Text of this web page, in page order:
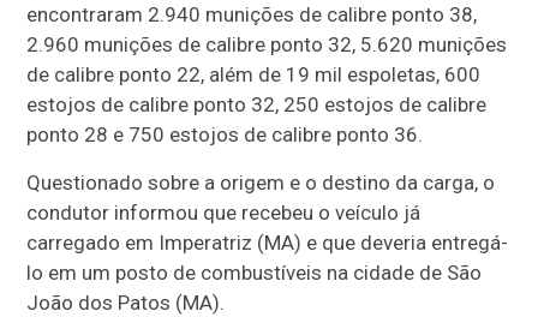
encontraram 2.940 munições de calibre ponto 38,
2.960 munições de calibre ponto 32, 5.620 munições
de calibre ponto 22, além de 19 mil espoletas, 600
estojos de calibre ponto 32, 250 estojos de calibre
ponto 28 e 750 estojos de calibre ponto 36.
Questionado sobre a origem e o destino da carga, o
condutor informou que recebeu o veículo já
carregado em Imperatriz (MA) e que deveria entregá-
lo em um posto de combustíveis na cidade de São
João dos Patos (MA).